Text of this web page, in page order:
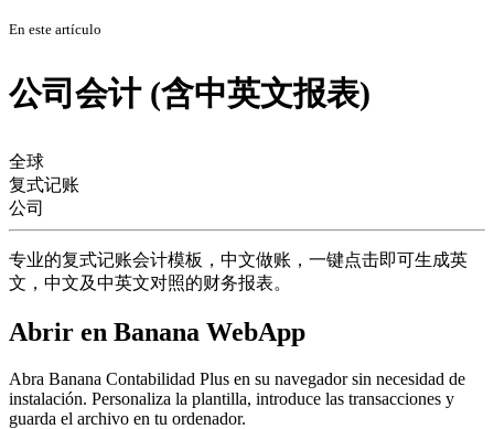
En este artículo
公司会计 (含中英文报表)
全球
复式记账
公司
专业的复式记账会计模板，中文做账，一键点击即可生成英
文，中文及中英文对照的财务报表。
Abrir en Banana WebApp
Abra Banana Contabilidad Plus en su navegador sin necesidad de
instalación. Personaliza la plantilla, introduce las transacciones y
guarda el archivo en tu ordenador.